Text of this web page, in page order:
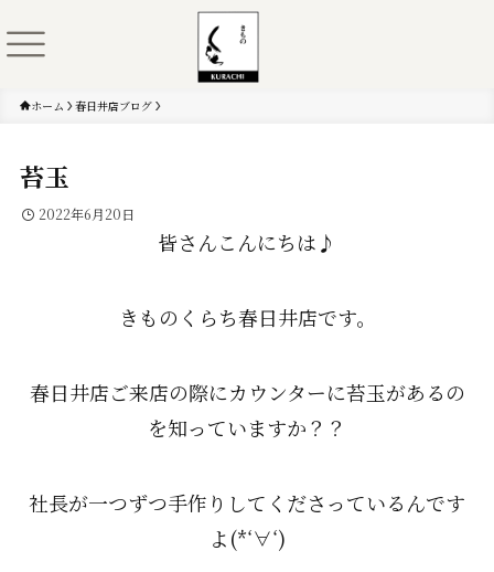
ホーム 春日井店ブログ
苔玉
2022年6月20日
皆さんこんにちは♪
きものくらち春日井店です。
春日井店ご来店の際にカウンターに苔玉があるの
を知っていますか？？
社長が一つずつ手作りしてくださっているんです
よ(*‘∀‘)